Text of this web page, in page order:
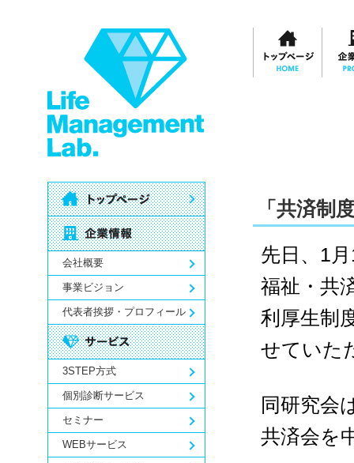
会社概要
事業ビジョン
代表者挨拶・プロフィール
3STEP方式
個別診断サービス
セミナー
WEBサービス
「共済制
先日、1
福祉・共
利厚生制
せていた
同研究会
共済会を